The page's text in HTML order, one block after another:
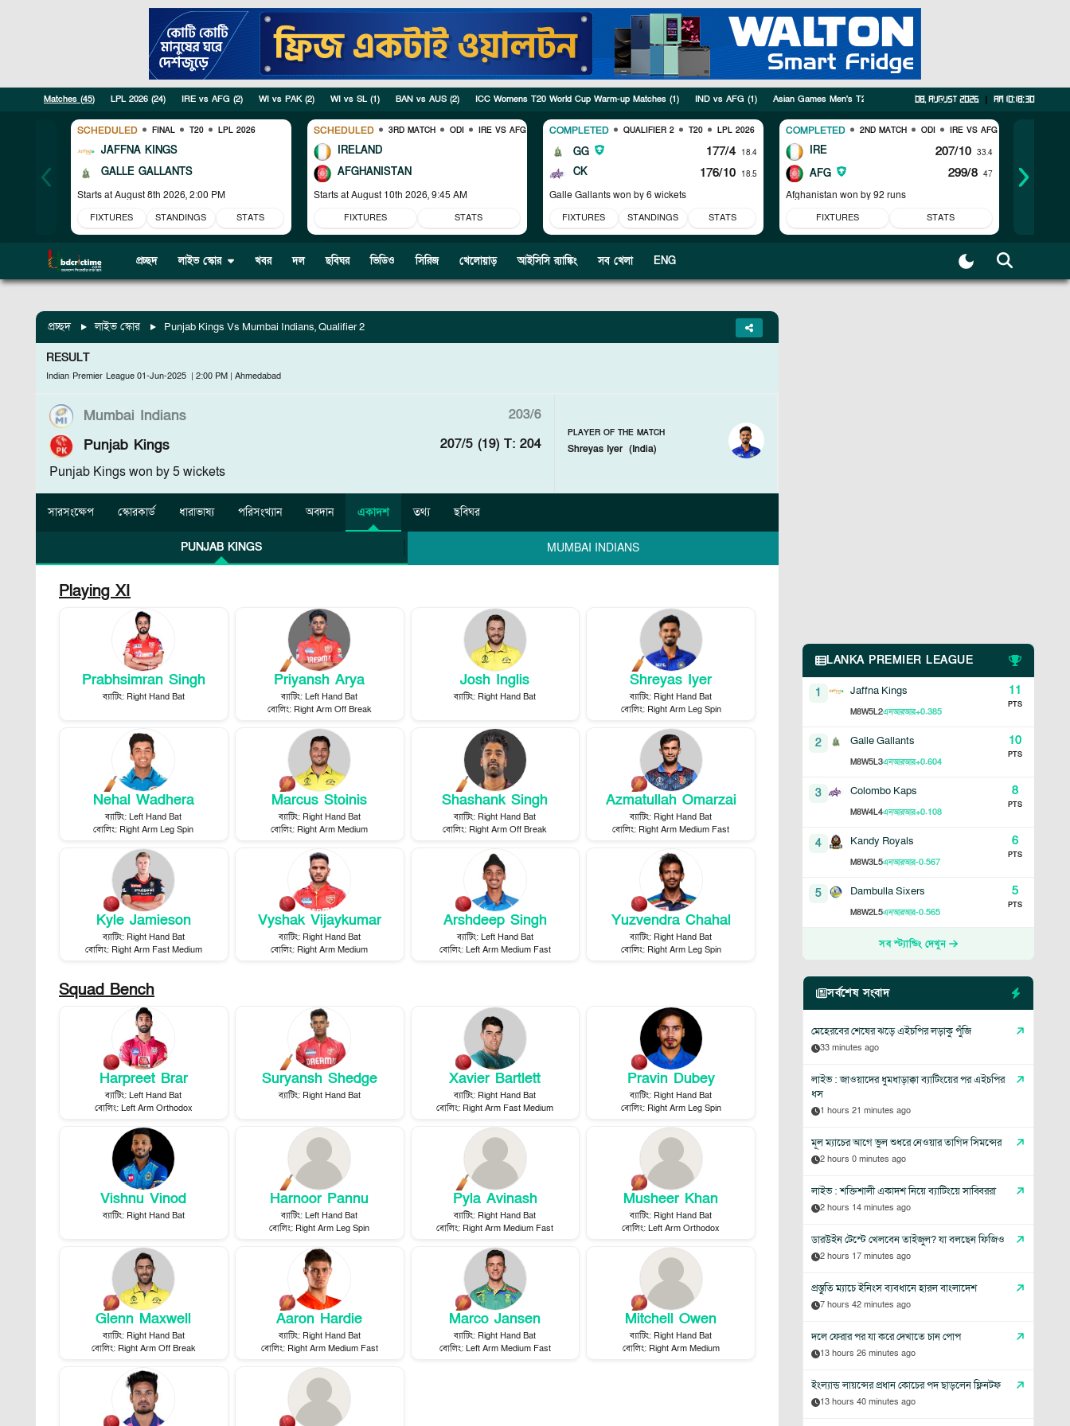
08, August 2026 am 10:18:31
Matches (45) LPL 2026 (24) IRE vs AFG (2) WI vs PAK(2) WI vs SL (1) BAN vs AUS (2) ICC Womens T20 World Cup Warm-up Matches (1) IND vs AFG (1) Asian Games Men's T20I Tri Series(3) SWTS (1 PAK vs
SCHEDULED FINAL T20 LPL 2026
JAFFNA KINGS
GALLE GALLANTS
Starts atAugust 8th 2026, 2:00 PM
FIXTURES STANDINGS STATS
SCHEDULED 3RD MATCH ODI IRE VS AFG
IRELAND
AFGHANISTAN
Starts at August 10th 2026, 9:45 AM
FIXTURES STATS
COMPLETED QUALIFIER 2 T20 LPL 2026
GG 177/4 18.4
CK 176/10 18.5
Galle Gallants won by 6 wickets
FIXTURES STANDINGS STATS
COMPLETED 2ND MATCH ODI IRE VS AFG
IRE 207/10 33.4
AFG 299/8 47
Afghanistan won by 92 runs
FIXTURES STATS
প্রচ্ছদ লাইভ স্কোর খবর দল ছবিঘর ভিডিও সিরিজ খেলোয়াড় আইসিসি র‍্যাঙ্কিং সব খেলা ENG
প্রচ্ছদ লাইভ স্কোর Punjab Kings Vs Mumbai Indians, Qualifier 2
RESULT
Indian Premier League 01-Jun-2025 | 2:00 PM | Ahmedabad
Mumbai Indians 203/6
Punjab Kings 207/5 (19) T: 204
Punjab Kings won by 5 wickets
PLAYER OF THE MATCH
Shreyas Iyer (India)
সারসংক্ষেপ স্কোরকার্ড ধারাভাষ্য পরিসংখ্যান অবদান একাদশ তথ্য ছবিঘর
PUNJAB KINGS MUMBAI INDIANS
Playing XI
Prabhsimran Singh
ব্যাটিং: Right Hand Bat
Priyansh Arya
ব্যাটিং: Left Hand Bat
বোলিং: Right Arm Off Break
Josh Inglis
ব্যাটিং: Right Hand Bat
Shreyas Iyer
ব্যাটিং: Right Hand Bat
বোলিং: Right Arm Leg Spin
Nehal Wadhera
ব্যাটিং: Left Hand Bat
বোলিং: Right Arm Leg Spin
Marcus Stoinis
ব্যাটিং: Right Hand Bat
বোলিং: Right Arm Medium
Shashank Singh
ব্যাটিং: Right Hand Bat
বোলিং: Right Arm Off Break
Azmatullah Omarzai
ব্যাটিং: Right Hand Bat
বোলিং: Right Arm Medium Fast
Kyle Jamieson
ব্যাটিং: Right Hand Bat
বোলিং: Right Arm Fast Medium
Vyshak Vijaykumar
ব্যাটিং: Right Hand Bat
বোলিং: Right Arm Medium
Arshdeep Singh
ব্যাটিং: Left Hand Bat
বোলিং: Left Arm Medium Fast
Yuzvendra Chahal
ব্যাটিং: Right Hand Bat
বোলিং: Right Arm Leg Spin
Squad Bench
Harpreet Brar
ব্যাটিং: Left Hand Bat
বোলিং: Left Arm Orthodox
Suryansh Shedge
ব্যাটিং: Right Hand Bat
Xavier Bartlett
ব্যাটিং: Right Hand Bat
বোলিং: Right Arm Fast Medium
Pravin Dubey
ব্যাটিং: Right Hand Bat
বোলিং: Right Arm Leg Spin
Vishnu Vinod
ব্যাটিং: Right Hand Bat
Harnoor Pannu
ব্যাটিং: Left Hand Bat
বোলিং: Right Arm Leg Spin
Pyla Avinash
ব্যাটিং: Right Hand Bat
বোলিং: Right Arm Medium Fast
Musheer Khan
ব্যাটিং: Right Hand Bat
বোলিং: Left Arm Orthodox
Glenn Maxwell
ব্যাটিং: Right Hand Bat
বোলিং: Right Arm Off Break
Aaron Hardie
ব্যাটিং: Right Hand Bat
বোলিং: Right Arm Medium Fast
Marco Jansen
ব্যাটিং: Right Hand Bat
বোলিং: Left Arm Medium Fast
Mitchell Owen
ব্যাটিং: Right Hand Bat
বোলিং: Right Arm Medium
LANKA PREMIER LEAGUE
1 Jaffna Kings
M8W5L2এনআরআর+0.385
11
PTS
2 Galle Gallants
M8W5L3এনআরআর+0.604
10
PTS
3 Colombo Kaps
M8W4L4এনআরআর+0.108
8
PTS
4 Kandy Royals
M8W3L5এনআরআর-0.567
6
PTS
5 Dambulla Sixers
M8W2L5এনআরআর-0.565
5
PTS
সব স্ট্যান্ডিং দেখুন
সর্বশেষ সংবাদ
মেহেরবের শেষের ঝড়ে এইচপির লড়াকু পুঁজি
33 minutes ago
লাইভ : জাওয়াদের ধুমধাড়াক্কা ব্যাটিংয়ের পর এইচপির
ধস
1 hours 21 minutes ago
মূল ম্যাচের আগে ভুল শুধরে নেওয়ার তাগিদ সিমন্সের
2 hours 0 minutes ago
লাইভ : শক্তিশালী একাদশ নিয়ে ব্যাটিংয়ে সাব্বিররা
2 hours 14 minutes ago
ডারউইন টেস্টে খেলবেন তাইজুল? যা বলছেন ফিজিও
2 hours 17 minutes ago
প্রস্তুতি ম্যাচে ইনিংস ব্যবধানে হারল বাংলাদেশ
7 hours 42 minutes ago
দলে ফেরার পর যা করে দেখাতে চান পোপ
13 hours 26 minutes ago
ইংল্যান্ড লায়ন্সের প্রধান কোচের পদ ছাড়লেন ফ্লিনটফ
13 hours 40 minutes ago